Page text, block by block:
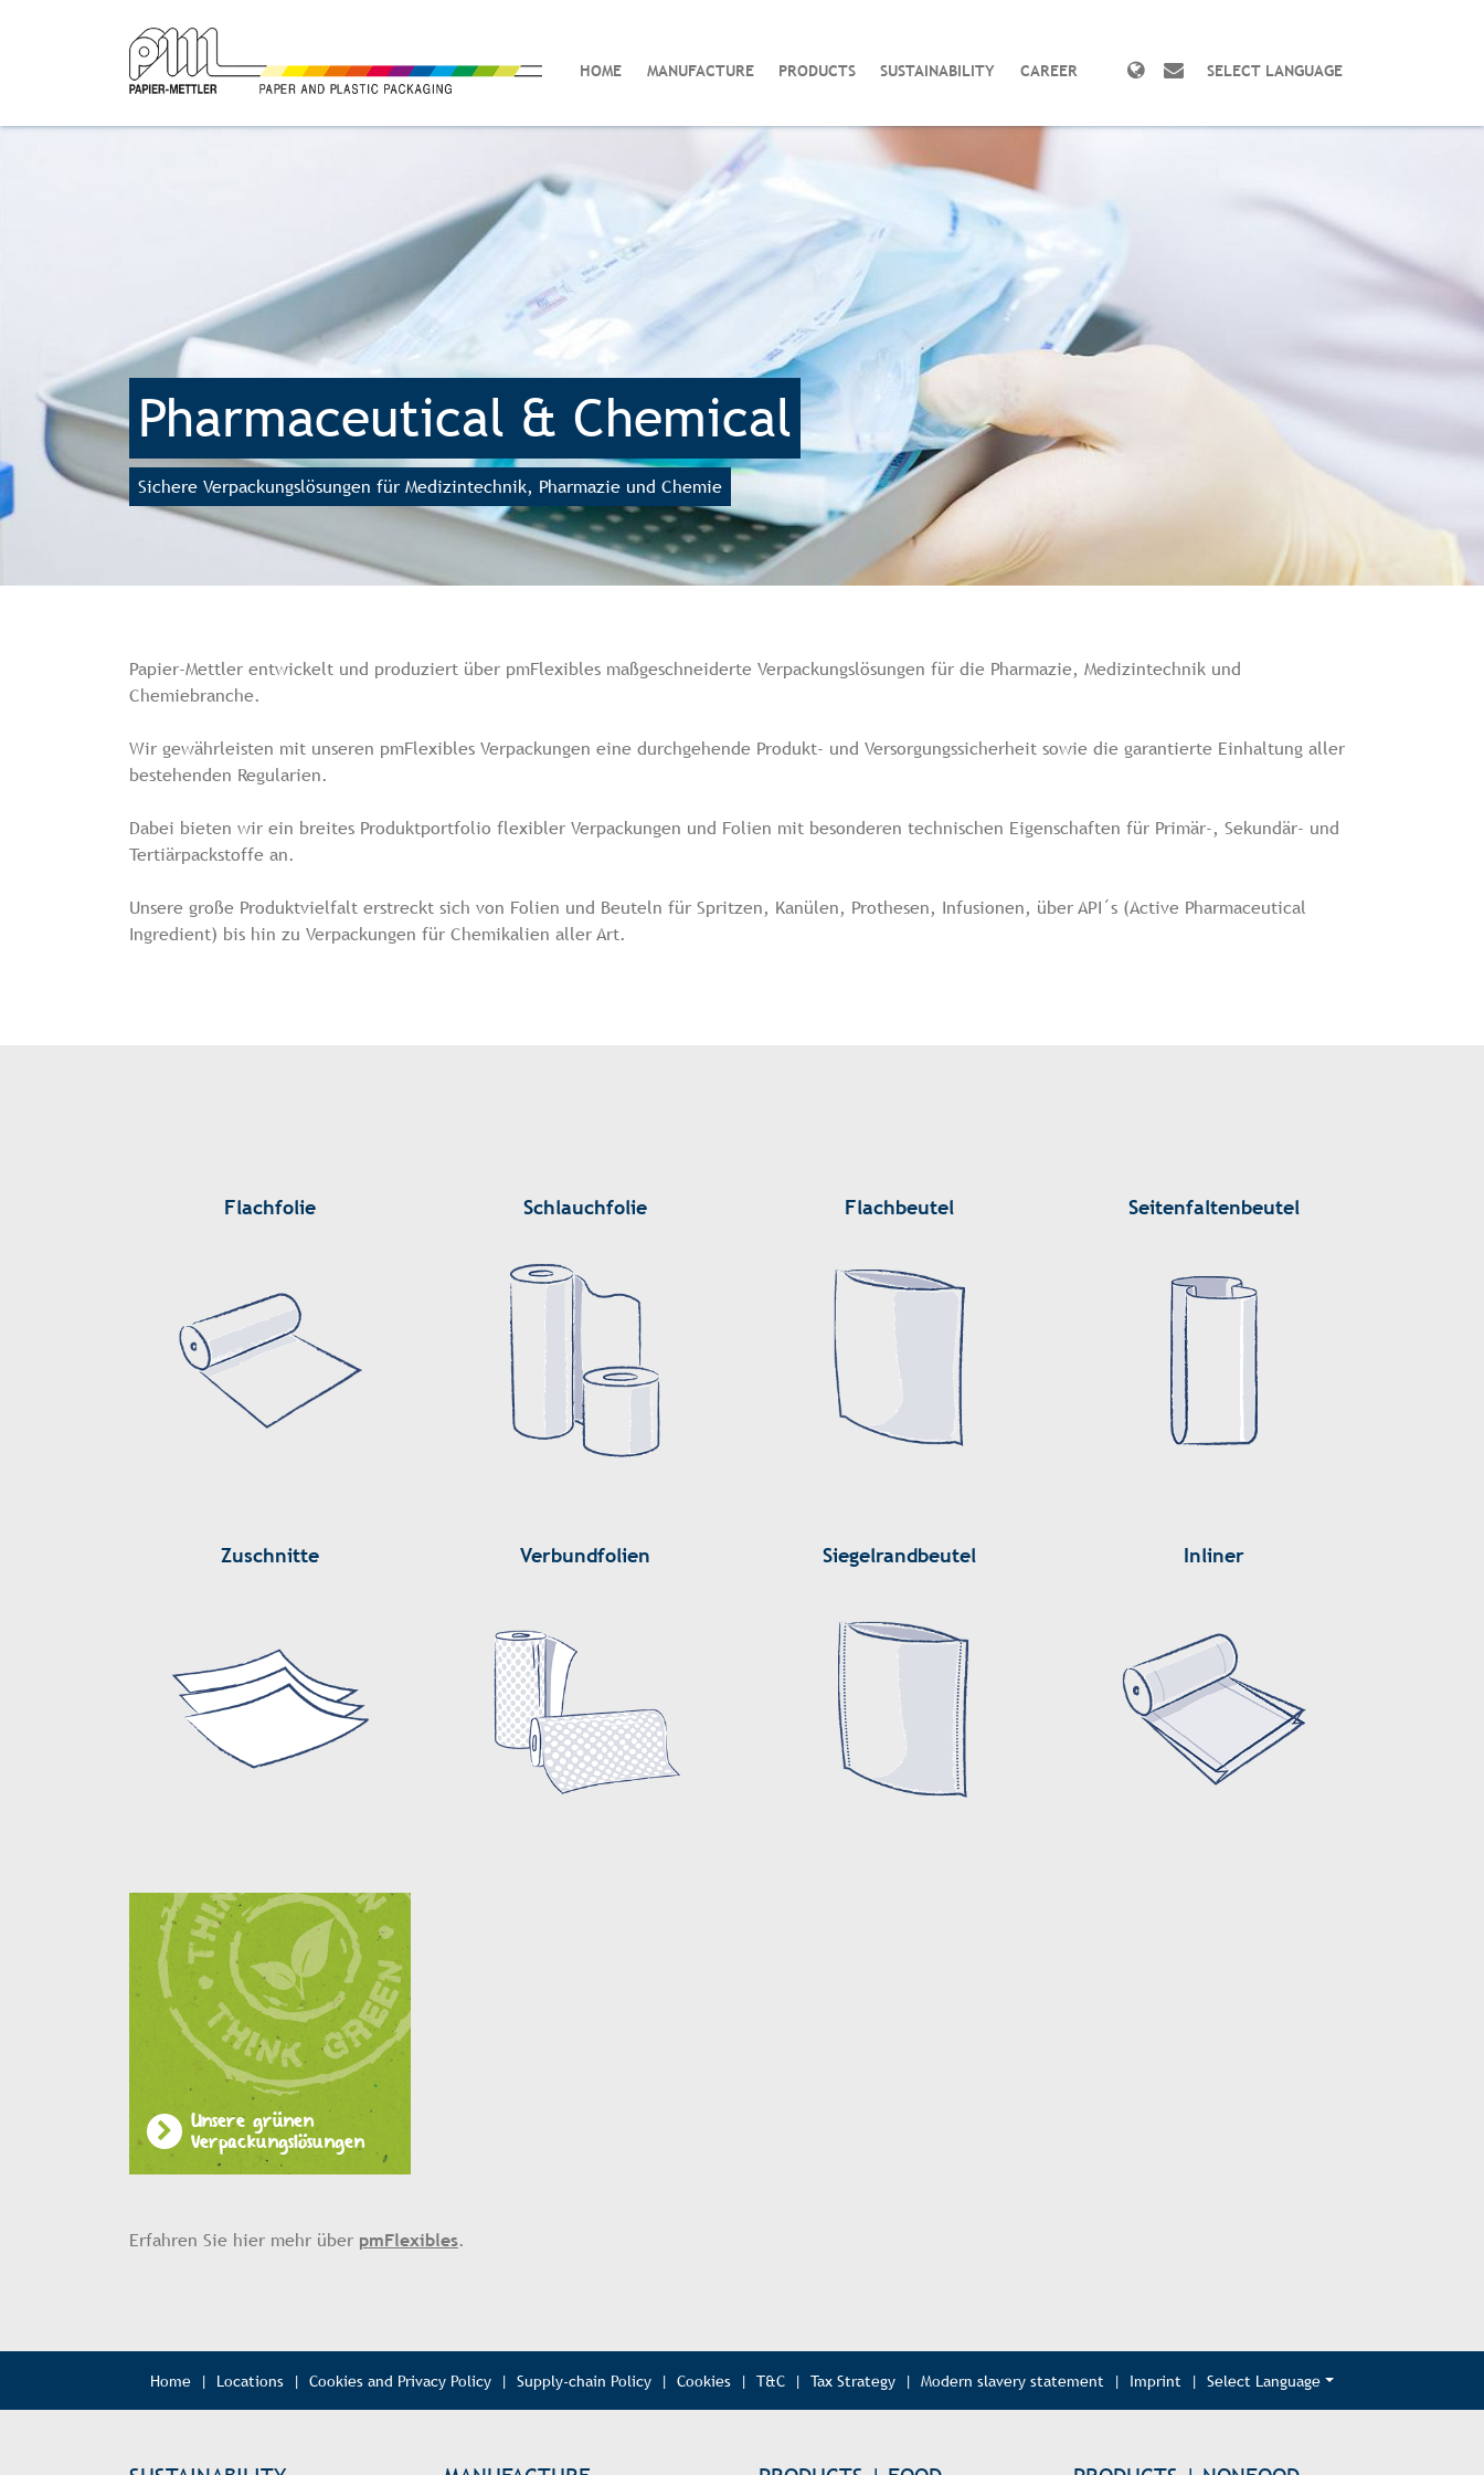
HOME MANUFACTURE PRODUCTS SUSTAINABILITY CAREER SELECT LANGUAGE
Pharmaceutical & Chemical
Sichere Verpackungslösungen für Medizintechnik, Pharmazie und Chemie
Papier-Mettler entwickelt und produziert über pmFlexibles maßgeschneiderte Verpackungslösungen für die Pharmazie, Medizintechnik und
Chemiebranche.
Wir gewährleisten mit unseren pmFlexibles Verpackungen eine durchgehende Produkt- und Versorgungssicherheit sowie die garantierte Einhaltung aller
bestehenden Regularien.
Dabei bieten wir ein breites Produktportfolio flexibler Verpackungen und Folien mit besonderen technischen Eigenschaften für Primär-, Sekundär- und
Tertiärpackstoffe an.
Unsere große Produktvielfalt erstreckt sich von Folien und Beuteln für Spritzen, Kanülen, Prothesen, Infusionen, über API´s (Active Pharmaceutical
Ingredient) bis hin zu Verpackungen für Chemikalien aller Art.
Flachfolie Schlauchfolie Flachbeutel Seitenfaltenbeutel
Zuschnitte Verbundfolien Siegelrandbeutel Inliner
Unsere grünen
Verpackungslösungen
Erfahren Sie hier mehr über pmFlexibles.
Home | Locations | Cookies and Privacy Policy | Supply-chain Policy | Cookies | T&C | Tax Strategy | Modern slavery statement | Imprint | Select Language